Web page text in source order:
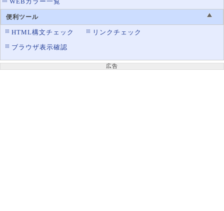
便利ツール
HTML構文チェック
リンクチェック
ブラウザ表示確認
広告